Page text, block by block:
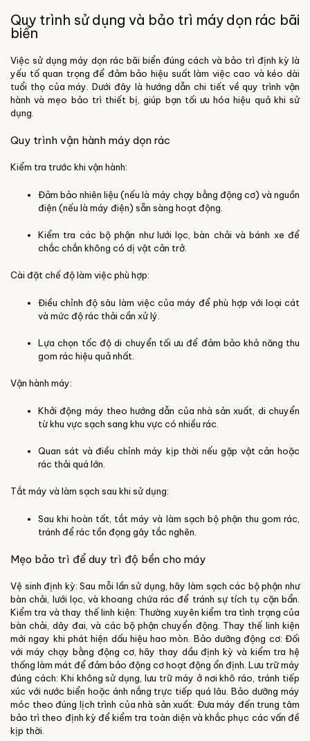
Quy trình sử dụng và bảo trì máy dọn rác bãi
biển
Việc sử dụng máy dọn rác bãi biển đúng cách và bảo trì định kỳ là
yếu tố quan trọng để đảm bảo hiệu suất làm việc cao và kéo dài
tuổi thọ của máy. Dưới đây là hướng dẫn chi tiết về quy trình vận
hành và mẹo bảo trì thiết bị, giúp bạn tối ưu hóa hiệu quả khi sử
dụng.
Quy trình vận hành máy dọn rác
Kiểm tra trước khi vận hành:
Đảm bảo nhiên liệu (nếu là máy chạy bằng động cơ) và nguồn
điện (nếu là máy điện) sẵn sàng hoạt động.
Kiểm tra các bộ phận như lưới lọc, bàn chải và bánh xe để
chắc chắn không có dị vật cản trở.
Cài đặt chế độ làm việc phù hợp:
Điều chỉnh độ sâu làm việc của máy để phù hợp với loại cát
và mức độ rác thải cần xử lý.
Lựa chọn tốc độ di chuyển tối ưu để đảm bảo khả năng thu
gom rác hiệu quả nhất.
Vận hành máy:
Khởi động máy theo hướng dẫn của nhà sản xuất, di chuyển
từ khu vực sạch sang khu vực có nhiều rác.
Quan sát và điều chỉnh máy kịp thời nếu gặp vật cản hoặc
rác thải quá lớn.
Tắt máy và làm sạch sau khi sử dụng:
Sau khi hoàn tất, tắt máy và làm sạch bộ phận thu gom rác,
tránh để rác tồn đọng gây tắc nghẽn.
Mẹo bảo trì để duy trì độ bền cho máy
Vệ sinh định kỳ: Sau mỗi lần sử dụng, hãy làm sạch các bộ phận như
bàn chải, lưới lọc, và khoang chứa rác để tránh sự tích tụ cặn bẩn.
Kiểm tra và thay thế linh kiện: Thường xuyên kiểm tra tình trạng của
bàn chải, dây đai, và các bộ phận chuyển động. Thay thế linh kiện
mới ngay khi phát hiện dấu hiệu hao mòn. Bảo dưỡng động cơ: Đối
với máy chạy bằng động cơ, hãy thay dầu định kỳ và kiểm tra hệ
thống làm mát để đảm bảo động cơ hoạt động ổn định. Lưu trữ máy
đúng cách: Khi không sử dụng, lưu trữ máy ở nơi khô ráo, tránh tiếp
xúc với nước biển hoặc ánh nắng trực tiếp quá lâu. Bảo dưỡng máy
móc theo đúng lịch trình của nhà sản xuất: Đưa máy đến trung tâm
bảo trì theo định kỳ để kiểm tra toàn diện và khắc phục các vấn đề
kịp thời.